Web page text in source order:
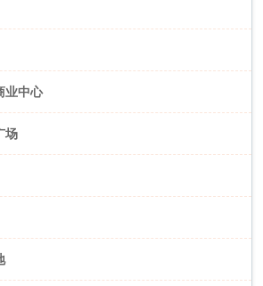
业中心
场